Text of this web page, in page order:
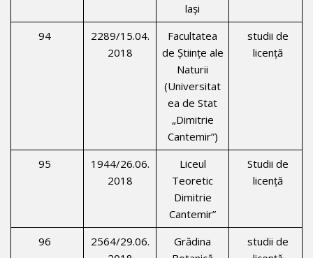
laşi
94
2289/15.04.
2018
Facultatea
de Ştiinţe ale
Naturii
(Universitat
ea de Stat
„Dimitrie
Cantemir”)
studii de
licenţă
95
1944/26.06.
2018
Liceul
Teoretic
Dimitrie
Cantemir”
Studii de
licenţă
96
2564/29.06.
Grădina
studii de